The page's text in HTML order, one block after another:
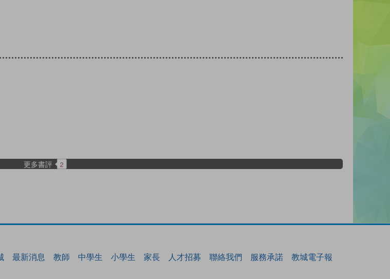
更多書評 2
最新消息 教師 中學生 小學生 家長 人才招募 聯絡我們 服務承諾 教城電子報